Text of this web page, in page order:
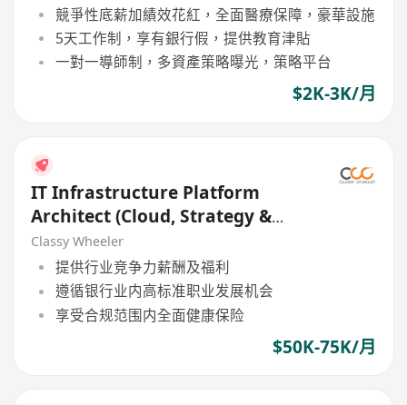
競爭性底薪加績效花紅，全面醫療保障，豪華設施
5天工作制，享有銀行假，提供教育津貼
一對一導師制，多資產策略曝光，策略平台
$2K-3K/月
IT Infrastructure Platform
Architect (Cloud, Strategy &
Governance) (Bank)
Classy Wheeler
提供行业竞争力薪酬及福利
遵循银行业内高标准职业发展机会
享受合规范围内全面健康保险
$50K-75K/月